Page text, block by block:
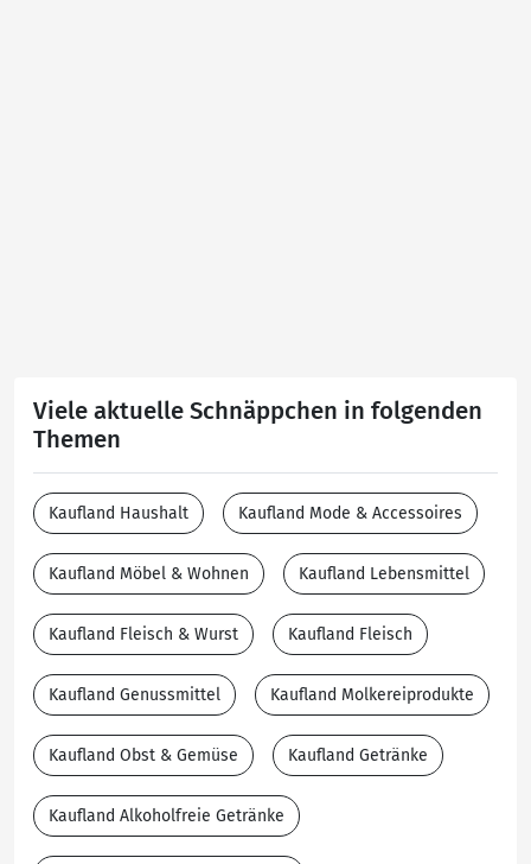
Viele aktuelle Schnäppchen in folgenden
Themen
Kaufland Haushalt Kaufland Mode & Accessoires
Kaufland Möbel & Wohnen Kaufland Lebensmittel
Kaufland Fleisch & Wurst Kaufland Fleisch
Kaufland Genussmittel Kaufland Molkereiprodukte
Kaufland Obst & Gemüse Kaufland Getränke
Kaufland Alkoholfreie Getränke